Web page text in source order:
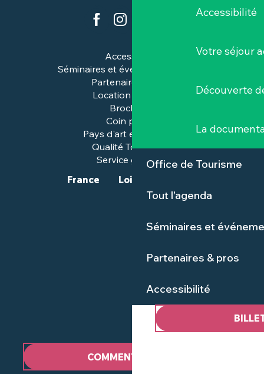
Accessibilité
Votre séjour
Découverte
La
Office de Tourisme
Tout l'agenda
Séminaires et
Partenaires & pros
Accessibilité
Accessibilité
Séminaires et événements pros
Partenaires & pros
Location de salles
Brochures
Coin presse
Pays d'art et d'histoire
Qualité Tourisme™
Service groupes
COMMENT VENIR ?
France Loire-Atlantique